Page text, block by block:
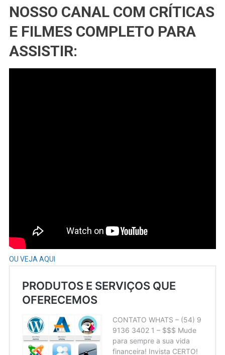
NOSSO CANAL COM CRÍTICAS
E FILMES COMPLETO PARA
ASSISTIR:
OU VEJA AQUI